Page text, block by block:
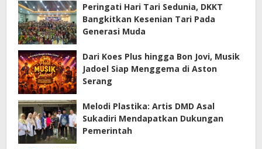
Peringati Hari Tari Sedunia, DKKT
Bangkitkan Kesenian Tari Pada
Generasi Muda
Dari Koes Plus hingga Bon Jovi, Musik
Jadoel Siap Menggema di Aston
Serang
Melodi Plastika: Artis DMD Asal
Sukadiri Mendapatkan Dukungan
Pemerintah